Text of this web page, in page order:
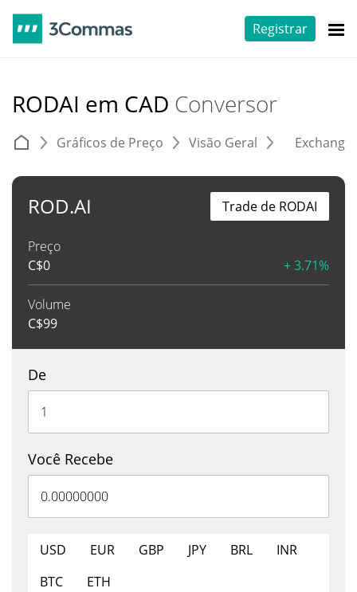
Registrar
RODAI em CAD Conversor
Gráficos de Preço Visão Geral
ROD.AI
Preço
C$0 + 3.71%
Volume
C$99
Trade de RODAI
De
Você Recebe
USD EUR GBP JPY BRL
INR
BTC
ETH